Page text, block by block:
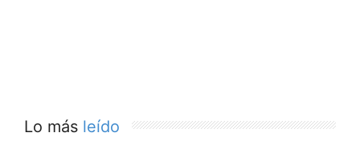
Lo más leído